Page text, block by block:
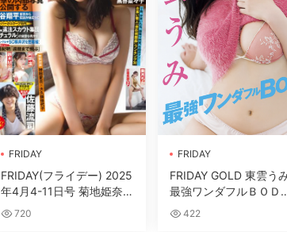
FRIDAY
FRIDAY(フライデー) 2025
年4月4-11日号 菊地姫奈,
須田亜香裏, 福井梨莉華,
720
FRIDAY
FRIDAY GOLD 東雲う
最強ワンダフルＢＯＤ
Ｙ！！【14 P】
422